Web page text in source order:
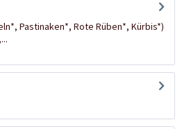
Pastinaken*, Rote Rüben*, Kürbis*)